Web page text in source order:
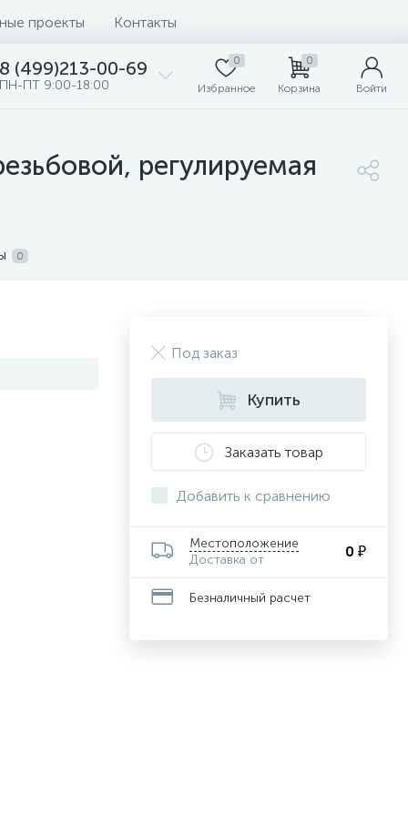
проекты Контакты
8 (499)213-00-69
ПН-ПТ 9:00-18:00
0
Избранное
0
Корзина Войти
регулируемая
0
Под заказ
Купить
Заказать товар
Добавить к сравнению
Местоположение
Доставка от
0 ₽
Безналичный расчет